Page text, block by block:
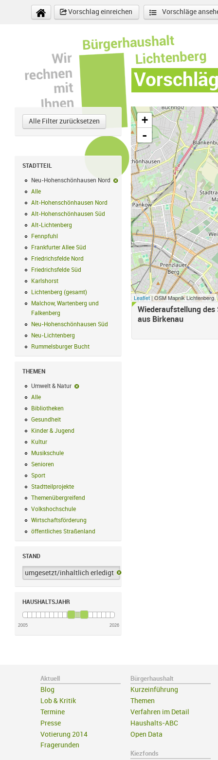
Direkt zum Inhalt
Vorschlag einreichen
Vorschläge
Alle Filter zurücksetzen
STADTTEIL
Neu-Hohenschönhausen Nord
Neu-Hohenschönhausen Nord-Filter
Alle
Alt-Hohenschönhausen Nord
Alt-Hohenschönhausen Nord Filter
Alt-Hohenschönhausen Süd
Alt-Hohenschönhausen Süd Filter
Alt-Lichtenberg Alt-Lichtenberg Filter anwenden
Fennpfuhl
Frankfurter Allee Süd
Frankfurter Allee Süd Filter anwenden
Friedrichsfelde Nord
Friedrichsfelde Nord Filter anwenden
Friedrichsfelde Süd
Friedrichsfelde Süd Filter anwenden
Karlshorst
Lichtenberg (gesamt) Lichtenberg (gesamt) Filter anwenden
Malchow, Wartenberg und
Falkenberg Malchow, Wartenberg und Falkenberg Filter anwenden
Neu-Hohenschönhausen Süd
Neu-Lichtenberg
Rummelsburger Bucht
THEMEN
Umwelt & Natur
Alle
Bibliotheken
Gesundheit
Kinder & Jugend
Kultur
Musikschule
Senioren
Sport
Stadtteilprojekte
Themenübergreifend
Volkshochschule
Wirtschaftsförderung
öffentliches Straßenland
STAND
umgesetzt/inhaltlich erledigt
HAUSHALTSJAHR
2005 2026
+
-
Leaflet| OSM Mapnik Lichtenberg
Wiederaufstellung des
aus Birkenau
Aktuell
Blog
Lob & Kritik
Termine
Presse
Votierung 2014
Fragerunden
Bürgerhaushalt
Kurzeinführung
Themen
Verfahren im Detail
Haushalts-ABC
Open Data
Kiezfonds